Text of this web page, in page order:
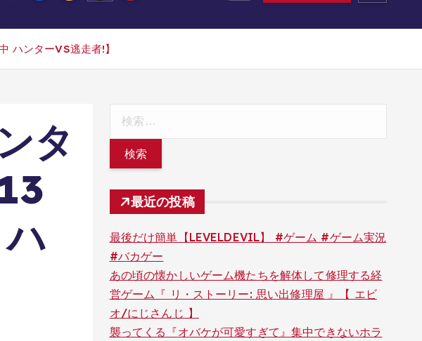
ハンターVS逃走者!】
タ
最近の投稿
最後だけ簡単【LEVELDEVIL】 #ゲーム #ゲーム実況
#バカゲー
あの頃の懐かしいゲーム機たちを解体して修理する経
営ゲーム『 リ・ストーリー: 思い出修理屋 』【 エビ
オ/にじさんじ 】
襲ってくる『オバケが可愛すぎて』集中できないホラ